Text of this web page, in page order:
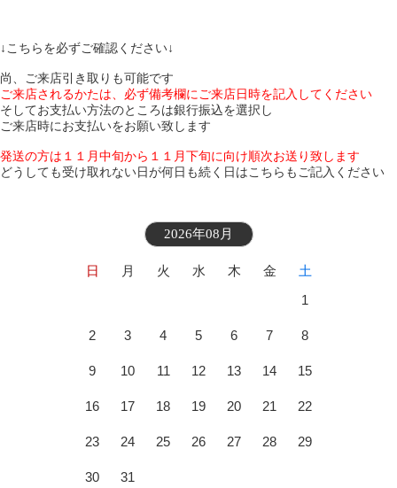
↓こちらを必ずご確認ください↓
尚、ご来店引き取りも可能です
ご来店されるかたは、必ず備考欄にご来店日時を記入してください
そしてお支払い方法のところは銀行振込を選択し
ご来店時にお支払いをお願い致します
発送の方は１１月中旬から１１月下旬に向け順次お送り致します
どうしても受け取れない日が何日も続く日はこちらもご記入ください
2026年08月
日 月 火 水 木 金
土
1
2 3 4 5 6 7 8
9 10 11 12 13 14 15
16 17 18 19 20 21 22
23 24 25 26 27 28 29
30 31